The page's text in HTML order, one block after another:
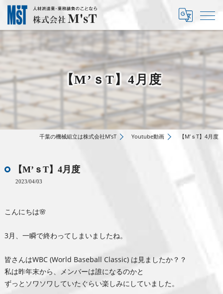
【M’ｓT】4月度
千葉の機械組立は株式会社M’sT Youtube動画 【M’ｓT】4月度
【M’ｓT】4月度
2023/04/03
こんにちは🌸
3月、一瞬で終わってしまいましたね。
皆さんはWBC (World Baseball Classic) は見ましたか？？
私は昨年末から、メンバーは誰になるのかと
ずっとソワソワしていたぐらい楽しみにしていました。